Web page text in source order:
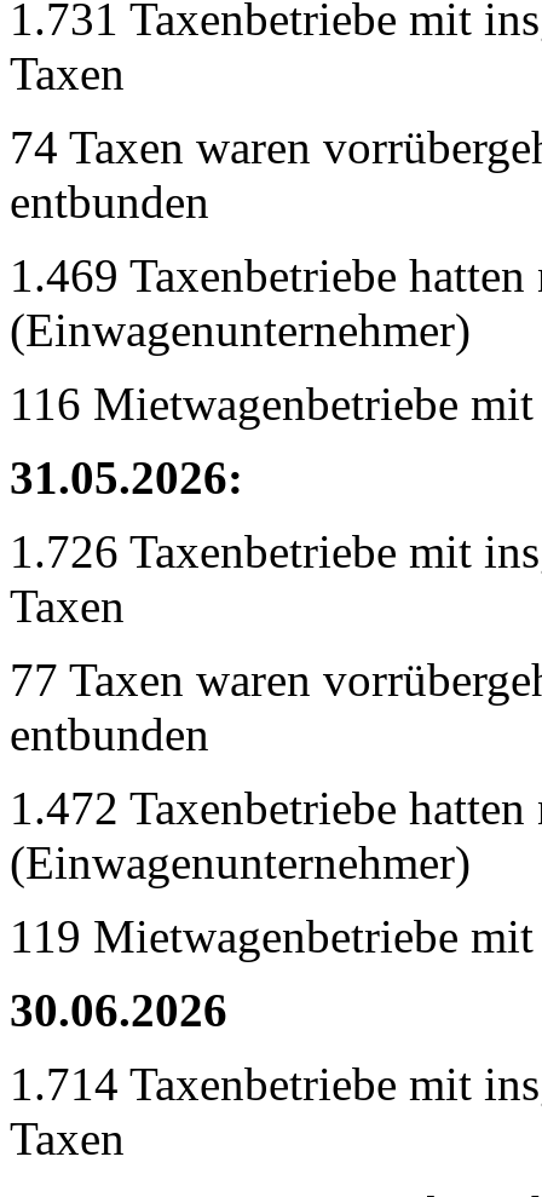
1.731 Taxenbetriebe mit
Taxen
74 Taxen waren
entbunden
1.469 Taxenbetriebe hatten
(Einwagenunternehmer)
116 Mietwagenbetriebe
31.05.2026:
1.726 Taxenbetriebe mit
Taxen
77 Taxen waren
entbunden
1.472 Taxenbetriebe hatten
(Einwagenunternehmer)
119 Mietwagenbetriebe
30.06.2026
1.714 Taxenbetriebe mit
Taxen